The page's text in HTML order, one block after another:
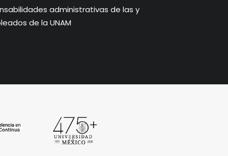
administrativas de las y
de la UNAM